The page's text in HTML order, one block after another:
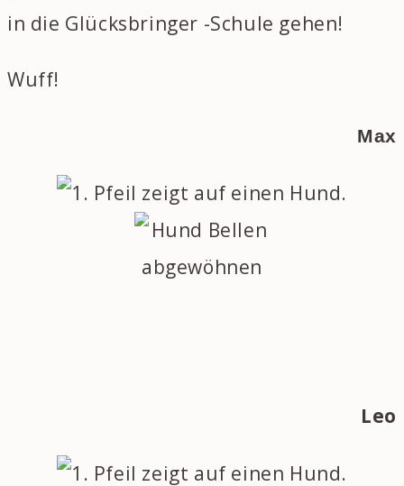
in die Glücksbringer -Schule gehen!
Wuff!
Max
Leo